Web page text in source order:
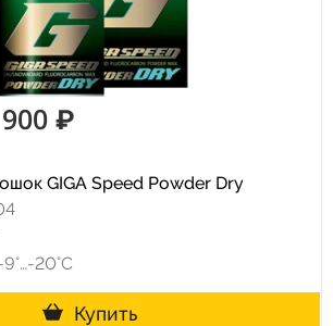
₽
GIGA Speed Powder Dry
20°C
Купить